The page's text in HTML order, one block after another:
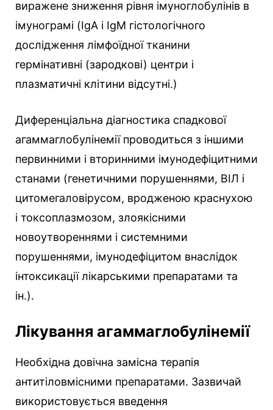
виражене зниження рівня імуноглобулінів в
імунограмі (IgA і IgM гістологічного
дослідження лімфоїдної тканини
гермінативні (зародкові) центри і
плазматичні клітини відсутні.)
Диференціальна діагностика спадкової
агаммаглобулінемії проводиться з іншими
первинними і вторинними імунодефіцитними
станами (генетичними порушеннями, ВІЛ і
цитомегаловірусом, вродженою краснухою
і токсоплазмозом, злоякісними
новоутвореннями і системними
порушеннями, імунодефіцитом внаслідок
інтоксикації лікарськими препаратами та
ін.).
Лікування агаммаглобулінемії
Необхідна довічна замісна терапія
антитіловмісними препаратами. Зазвичай
використовується введення